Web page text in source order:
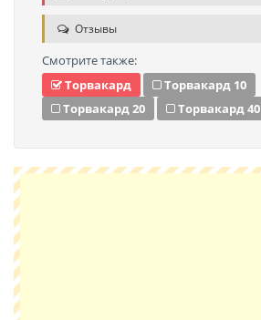
Отзывы
Смотрите также:
Торвакард
Торвакард 10
Торвакард 20
Торвакард 40